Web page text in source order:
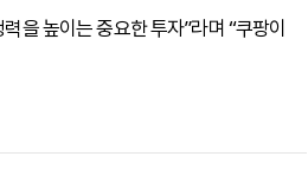
을 높이는 중요한 투자”라며 “쿠팡이